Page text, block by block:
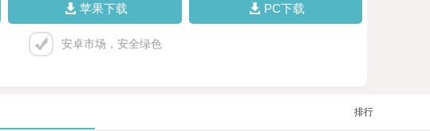
苹果下载 PC下载
安卓市场，安全绿色
排行